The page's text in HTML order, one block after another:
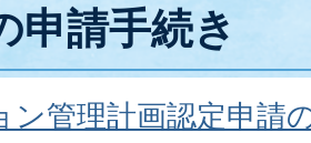
申請手続き
ン管理計画認定申請